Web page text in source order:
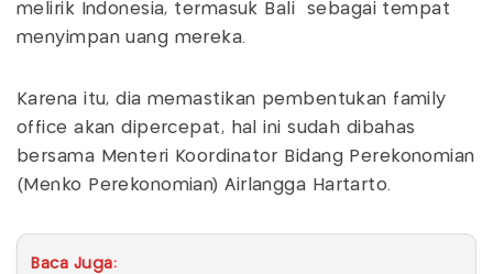
melirik Indonesia, termasuk Bali sebagai tempat
menyimpan uang mereka.
Karena itu, dia memastikan pembentukan family
office akan dipercepat, hal ini sudah dibahas
bersama Menteri Koordinator Bidang Perekonomian
(Menko Perekonomian) Airlangga Hartarto.
Baca Juga: